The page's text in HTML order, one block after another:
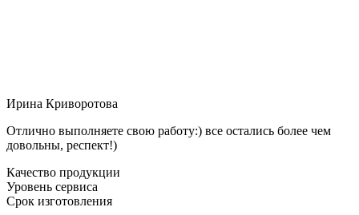
Ирина Криворотова
Отлично выполняете свою работу:) все остались более чем
довольны, респект!)
Качество продукции
Уровень сервиса
Срок изготовления